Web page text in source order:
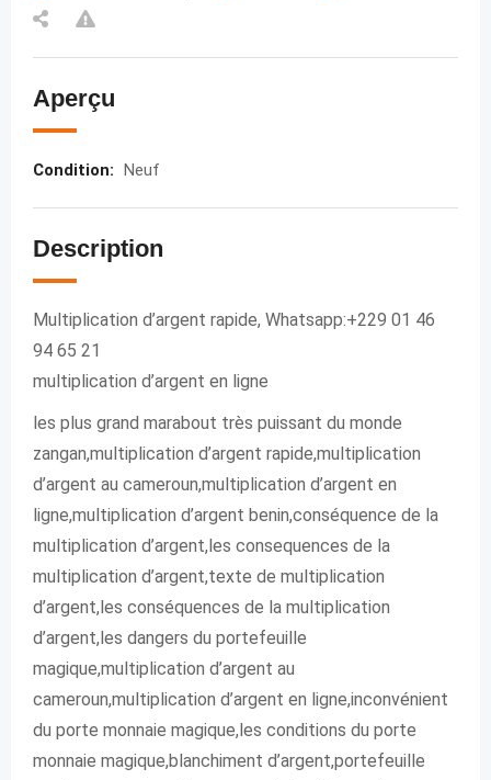
Aperçu
Condition: Neuf
Description
Multiplication d’argent rapide, Whatsapp:+229 01 46
94 65 21
multiplication d’argent en ligne
les plus grand marabout très puissant du monde
zangan,multiplication d’argent rapide,multiplication
d’argent au cameroun,multiplication d’argent en
ligne,multiplication d’argent benin,conséquence de la
multiplication d’argent,les consequences de la
multiplication d’argent,texte de multiplication
d’argent,les conséquences de la multiplication
d’argent,les dangers du portefeuille
magique,multiplication d’argent au
cameroun,multiplication d’argent en ligne,inconvénient
du porte monnaie magique,les conditions du porte
monnaie magique,blanchiment d’argent,portefeuille